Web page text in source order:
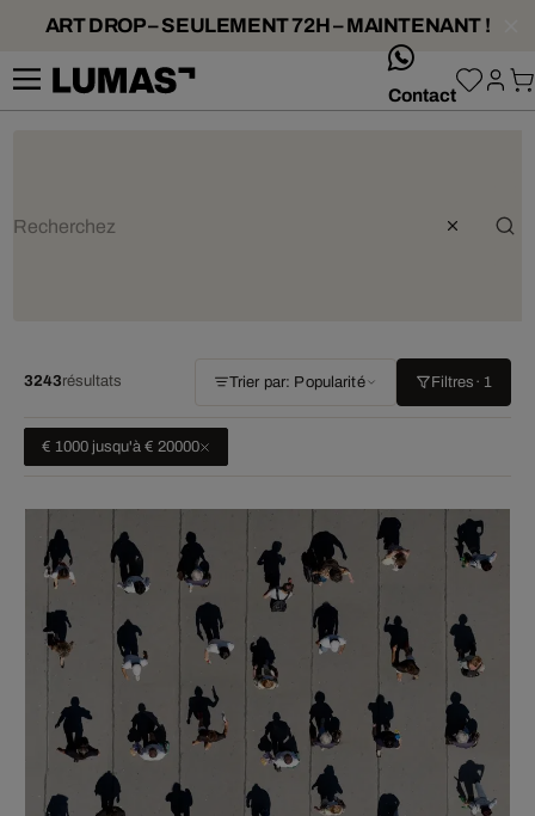
ART DROP – SEULEMENT 72H – MAINTENANT !
Contact
3243résultats Trier par: Popularité Filtres · 1
€ 1000 jusqu'à € 20000